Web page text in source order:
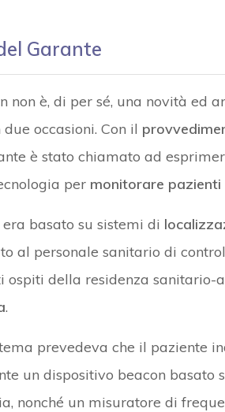
Garante
non è, di per sé, una novità ed
occasioni. Con il
è stato chiamato ad
per monitorare pazienti
basato su sistemi di
al personale sanitario di
ospiti della residenza sanitario-
.
prevedeva che il paziente
un dispositivo beacon basato
nonché un misuratore di